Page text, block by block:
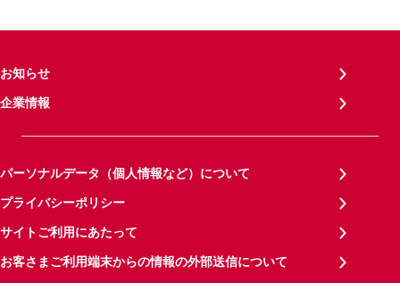
お知らせ
企業情報
パーソナルデータ（個人情報など）について
プライバシーポリシー
サイトご利用にあたって
お客さまご利用端末からの情報の外部送信について